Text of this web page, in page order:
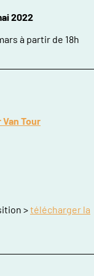
2022
à partir de 18h
Tour
>télécharger la